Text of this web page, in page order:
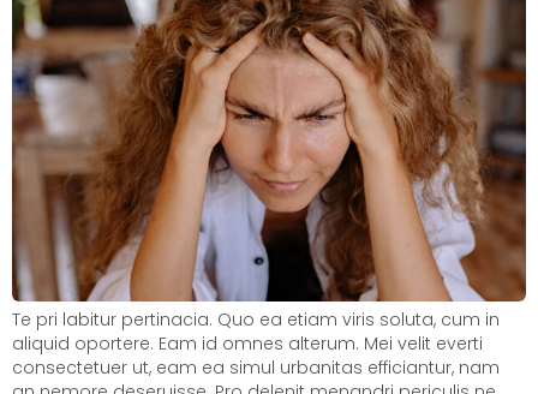
Te pri labitur pertinacia. Quo ea etiam viris soluta, cum in
aliquid oportere. Eam id omnes alterum. Mei velit everti
consectetuer ut, eam ea simul urbanitas efficiantur, nam